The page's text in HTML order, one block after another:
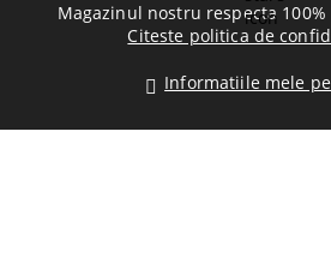
Magazinul nostru respecta 100%
Citeste politica de
Informatiile mele